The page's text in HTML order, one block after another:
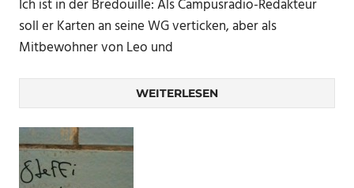
Ich ist in der Bredouille: Als Campusradio-Redakteur
soll er Karten an seine WG verticken, aber als
Mitbewohner von Leo und
WEITERLESEN